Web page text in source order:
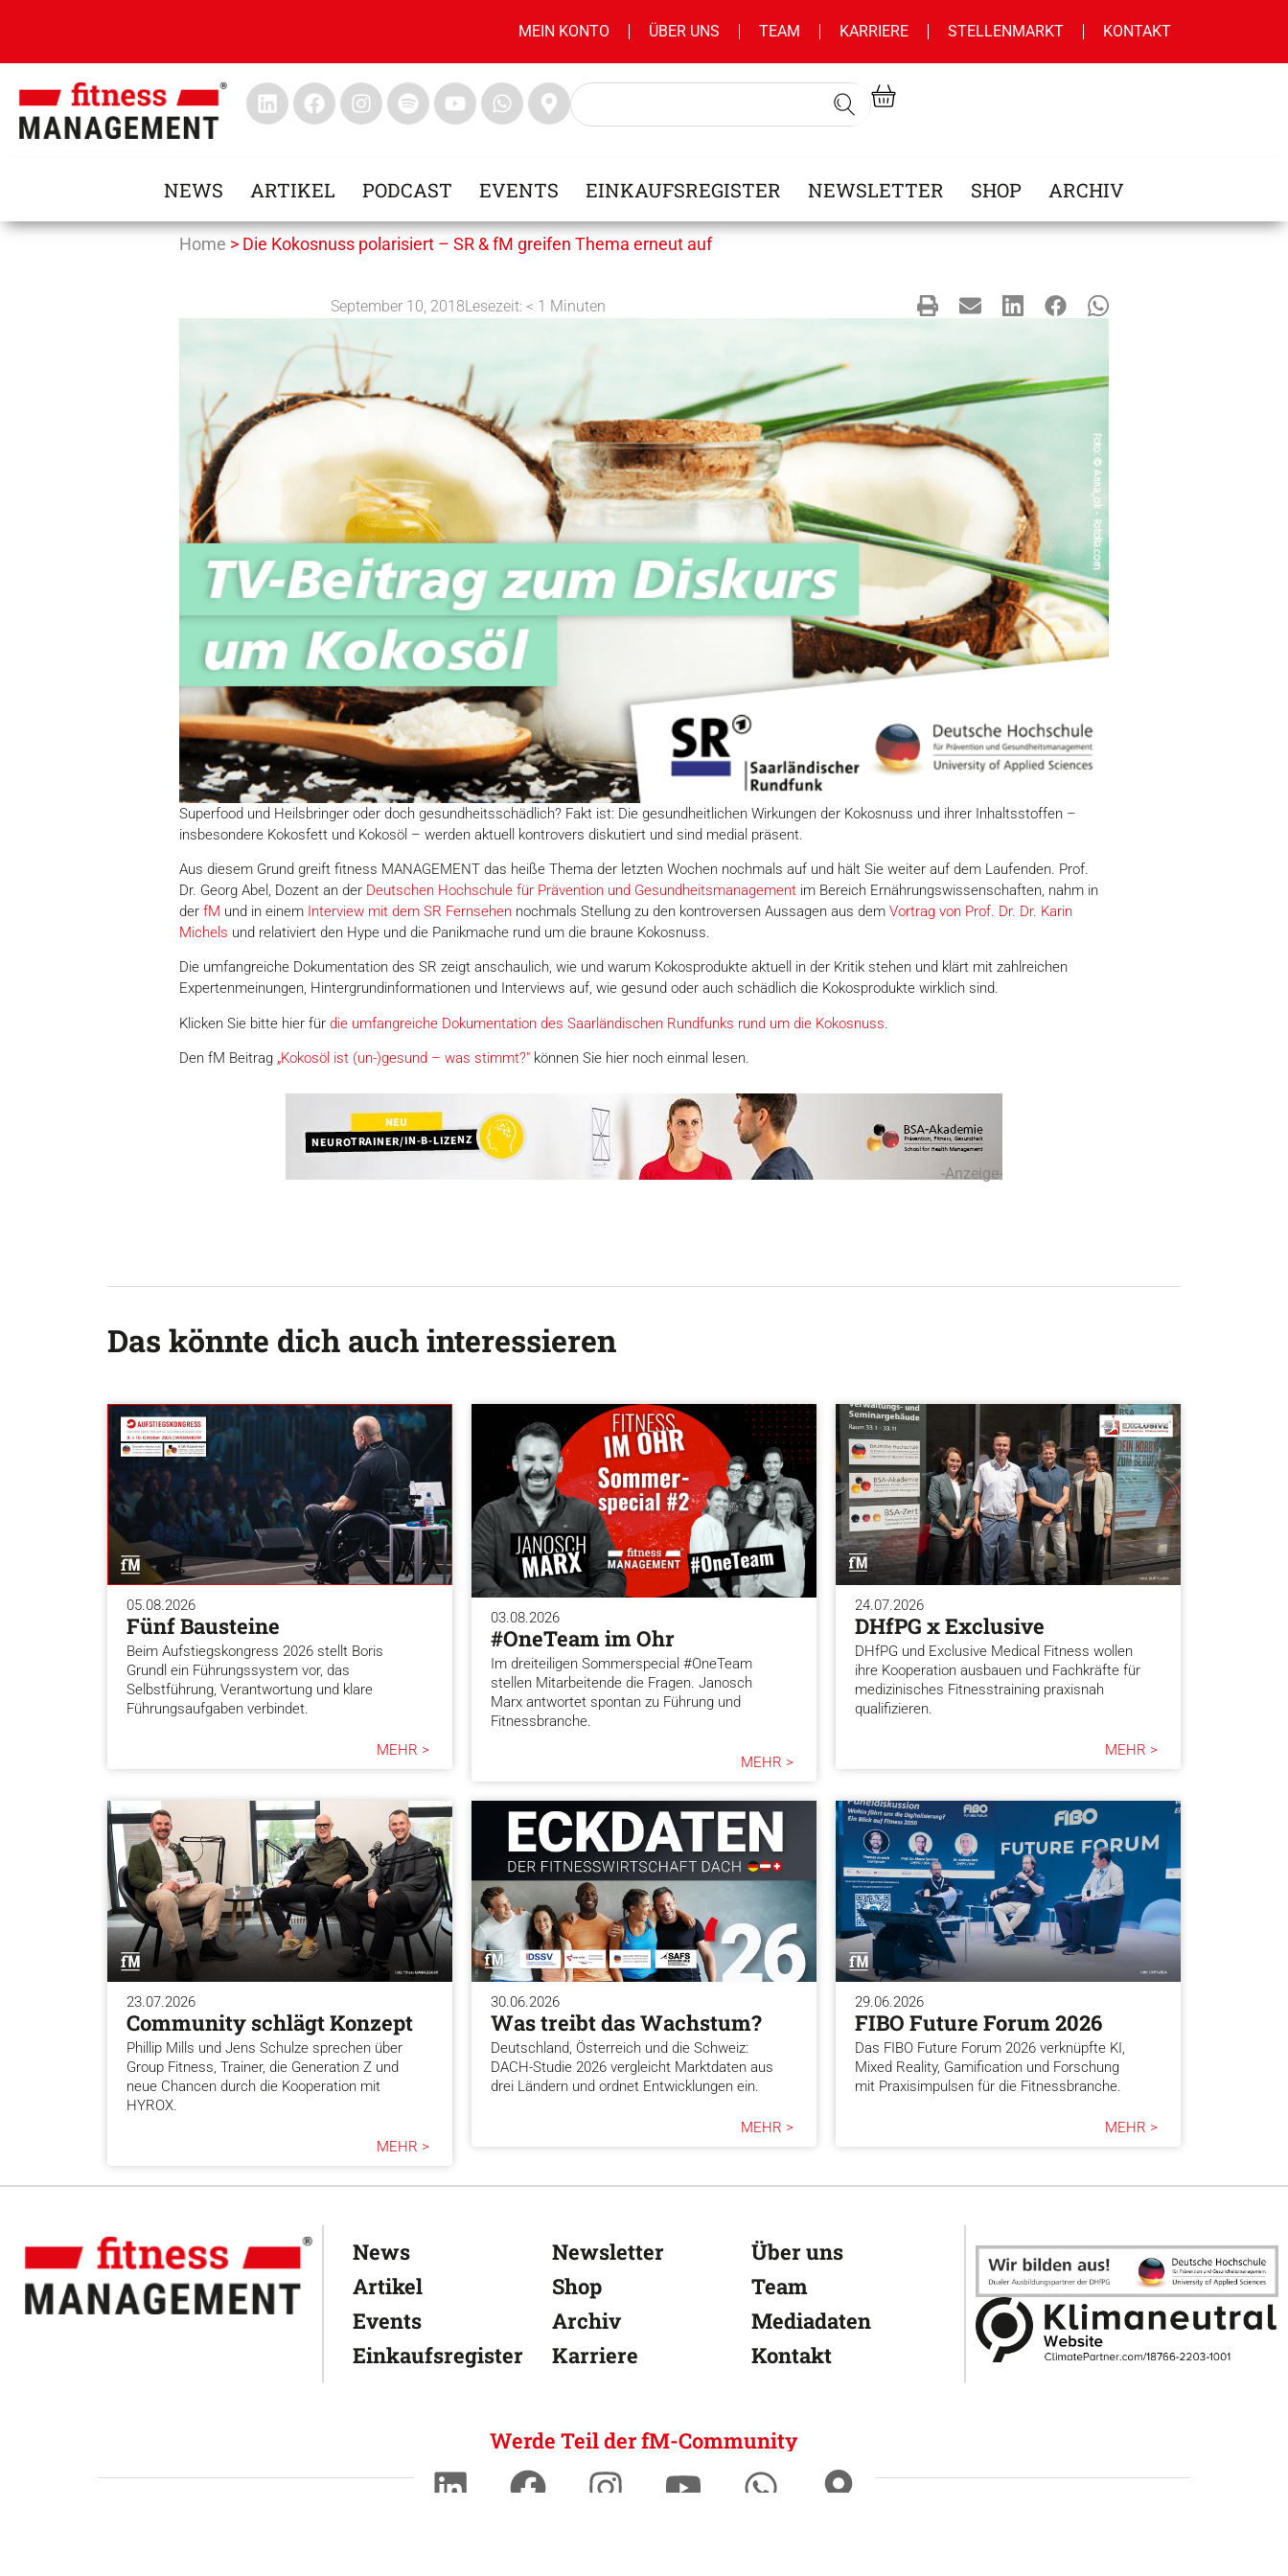
MEIN KONTO ÜBER UNS TEAM KARRIERE STELLENMARKT KONTAKT
NEWS ARTIKEL PODCAST EVENTS EINKAUFSREGISTER NEWSLETTER SHOP ARCHIV
Home > Die Kokosnuss polarisiert – SR & fM greifen Thema erneut auf
September 10, 2018Lesezeit: < 1 Minuten
Superfood und Heilsbringer oder doch gesundheitsschädlich? Fakt ist: Die gesundheitlichen Wirkungen der Kokosnuss und ihrer Inhaltsstoffen –
insbesondere Kokosfett und Kokosöl – werden aktuell kontrovers diskutiert und sind medial präsent.
Aus diesem Grund greift fitness MANAGEMENT das heiße Thema der letzten Wochen nochmals auf und hält Sie weiter auf dem Laufenden. Prof.
Dr. Georg Abel, Dozent an der Deutschen Hochschule für Prävention und Gesundheitsmanagement im Bereich Ernährungswissenschaften, nahm in
der fM und in einem Interview mit dem SR Fernsehen nochmals Stellung zu den kontroversen Aussagen aus dem Vortrag von Prof. Dr. Dr. Karin
Michels und relativiert den Hype und die Panikmache rund um die braune Kokosnuss.
Die umfangreiche Dokumentation des SR zeigt anschaulich, wie und warum Kokosprodukte aktuell in der Kritik stehen und klärt mit zahlreichen
Expertenmeinungen, Hintergrundinformationen und Interviews auf, wie gesund oder auch schädlich die Kokosprodukte wirklich sind.
Klicken Sie bitte hier für die umfangreiche Dokumentation des Saarländischen Rundfunks rund um die Kokosnuss.
Den fM Beitrag „Kokosöl ist (un-)gesund – was stimmt?" können Sie hier noch einmal lesen.
-Anzeige-
Das könnte dich auch interessieren
05.08.2026
Fünf Bausteine
Beim Aufstiegskongress 2026 stellt Boris
Grundl ein Führungssystem vor, das
Selbstführung, Verantwortung und klare
Führungsaufgaben verbindet.
MEHR >
03.08.2026
#OneTeam im Ohr
Im dreiteiligen Sommerspecial #OneTeam
stellen Mitarbeitende die Fragen. Janosch
Marx antwortet spontan zu Führung und
Fitnessbranche.
MEHR >
24.07.2026
DHfPG x Exclusive
DHfPG und Exclusive Medical Fitness wollen
ihre Kooperation ausbauen und Fachkräfte für
medizinisches Fitnesstraining praxisnah
qualifizieren.
MEHR >
23.07.2026
Community schlägt Konzept
Phillip Mills und Jens Schulze sprechen über
Group Fitness, Trainer, die Generation Z und
neue Chancen durch die Kooperation mit
HYROX.
MEHR >
30.06.2026
Was treibt das Wachstum?
Deutschland, Österreich und die Schweiz:
DACH-Studie 2026 vergleicht Marktdaten aus
drei Ländern und ordnet Entwicklungen ein.
MEHR >
29.06.2026
FIBO Future Forum 2026
Das FIBO Future Forum 2026 verknüpfte KI,
Mixed Reality, Gamification und Forschung
mit Praxisimpulsen für die Fitnessbranche.
MEHR >
News
Artikel
Events
Einkaufsregister
Newsletter
Shop
Archiv
Karriere
Über uns
Team
Mediadaten
Kontakt
Werde Teil der fM-Community